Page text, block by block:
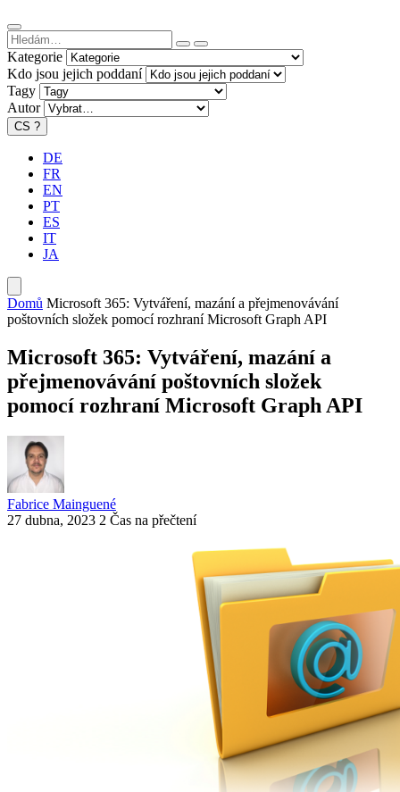
Kategorie
Kdo jsou jejich poddaní
Tagy
Autor
CS ?
DE
FR
EN
PT
ES
IT
JA
Domů Microsoft 365: Vytváření, mazání a přejmenovávání
poštovních složek pomocí rozhraní Microsoft Graph API
Microsoft 365: Vytváření, mazání a
přejmenovávání poštovních složek
pomocí rozhraní Microsoft Graph API
Fabrice Mainguené
27 dubna, 2023 2 Čas na přečtení